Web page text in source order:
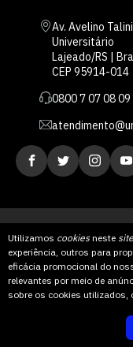
Utilizamos cookiesneste site
experiência, outros para
eficácia promocional do
relevantes por meio de
sobre os cookies utilizados,
Av. Avelino
Universitário
Lajeado/RS |
CEP 95914-014
0800 7 07 08 09
AFILIADA:
Instituição